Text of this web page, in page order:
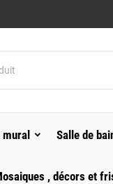
mural Salle de
, décors et